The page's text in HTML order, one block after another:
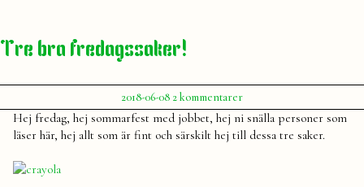
Tre bra fredagssaker!
Publicerat
av
Julia
2018-06-08 2 kommentarertill
Tre
bra
fredagssaker!
Hej fredag, hej sommarfest med jobbet, hej ni snälla personer som
läser här, hej allt som är fint och särskilt hej till dessa tre saker.